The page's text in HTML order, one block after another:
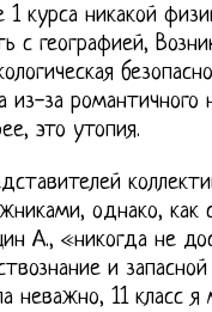
1 курса никакой
с географией,
за романтичного
это утопия.
однако, как
А., «никогда не
и
неважно, 11 класс я